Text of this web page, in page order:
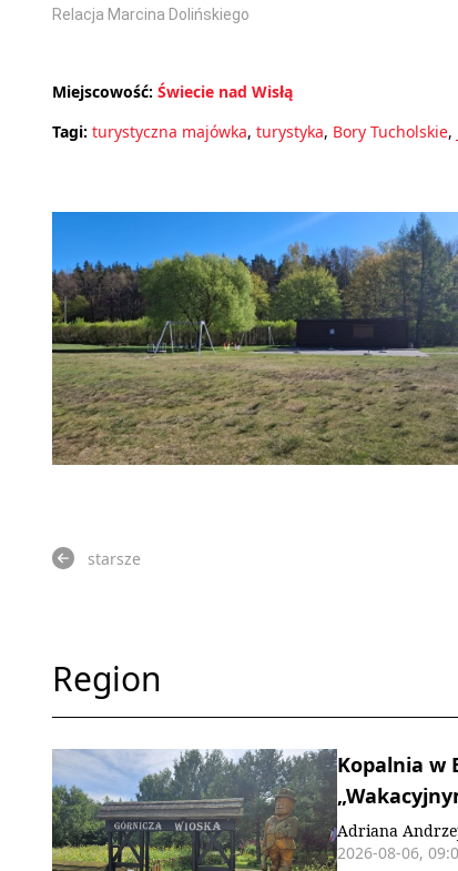
Relacja Marcina Dolińskiego
Miejscowość: Świecie nad Wisłą
Tagi: turystyczna majówka, turystyka, Bory Tucholskie,
starsze
Region
Kopalnia w
Adriana
2026-08-06,